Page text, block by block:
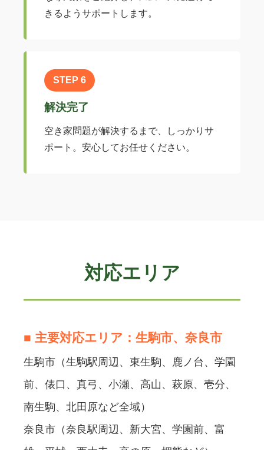
きるようサポートします。
STEP 6
解決完了
空き家問題が解決するまで、しっかりサ
ポート。安心してお任せください。
対応エリア
■ 主要対応エリア：生駒市、奈良市
生駒市（生駒駅周辺、東生駒、鹿ノ台、学園
前、俵口、真弓、小瀬、高山、萩原、壱分、
南生駒、北田原など全域）
奈良市（奈良駅周辺、新大宮、学園前、富